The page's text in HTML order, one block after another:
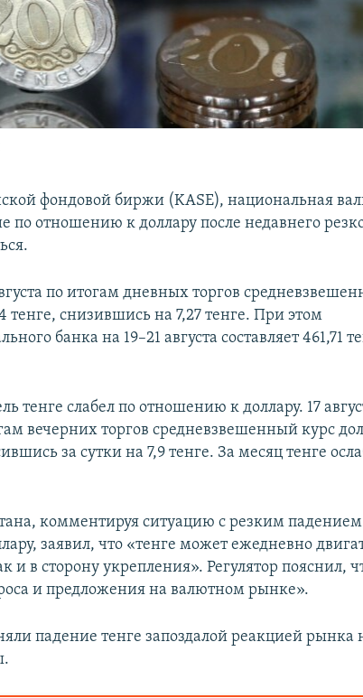
фондовой биржи (KASE), национальная
по отношению к доллару после недавнего
по итогам дневных торгов
тенге, снизившись на 7,27 тенге. При этом
банка на 19–21 августа составляет 461,71
тенге слабел по отношению к доллару. 17
вечерних торгов средневзвешенный курс
за сутки на 7,9 тенге. За месяц тенге
комментируя ситуацию с резким падением
заявил, что «тенге может ежедневно
и в сторону укрепления». Регулятор пояснил,
и предложения на валютном рынке».
падение тенге запоздалой реакцией рынка